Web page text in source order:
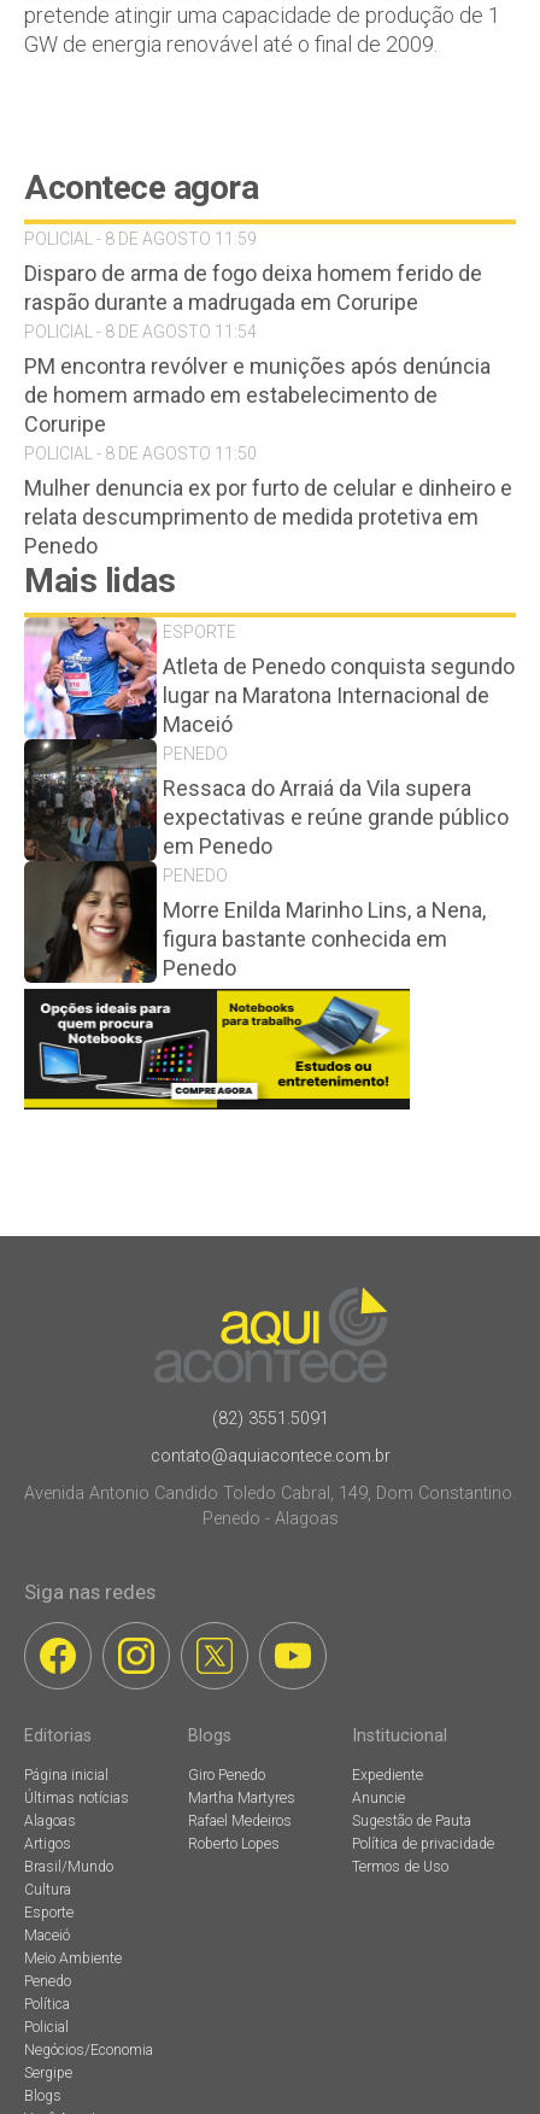
pretende atingir uma capacidade de produção de 1
GW de energia renovável até o final de 2009.
Acontece agora
POLICIAL - 8 DE AGOSTO 11:59
Disparo de arma de fogo deixa homem ferido de
raspão durante a madrugada em Coruripe
POLICIAL - 8 DE AGOSTO 11:54
PM encontra revólver e munições após denúncia
de homem armado em estabelecimento de
Coruripe
POLICIAL - 8 DE AGOSTO 11:50
Mulher denuncia ex por furto de celular e dinheiro e
relata descumprimento de medida protetiva em
Penedo
Mais lidas
ESPORTE
Atleta de Penedo conquista segundo
lugar na Maratona Internacional de
Maceió
PENEDO
Ressaca do Arraiá da Vila supera
expectativas e reúne grande público
em Penedo
PENEDO
Morre Enilda Marinho Lins, a Nena,
figura bastante conhecida em
Penedo
(82) 3551.5091
contato@aquiacontece.com.br
Avenida Antonio Candido Toledo Cabral, 149, Dom Constantino.
Penedo - Alagoas
Siga nas redes
Editorias
Página inicial
Últimas notícias
Alagoas
Artigos
Brasil/Mundo
Cultura
Esporte
Maceió
Meio Ambiente
Penedo
Política
Policial
Negócios/Economia
Sergipe
Blogs
Blogs
Giro Penedo
Martha Martyres
Rafael Medeiros
Roberto Lopes
Institucional
Expediente
Anuncie
Sugestão de Pauta
Política de privacidade
Termos de Uso